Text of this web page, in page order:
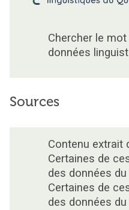
Chercher le mot
données
Sources
Contenu extrait
Certaines de
des données du
Certaines de
des données du